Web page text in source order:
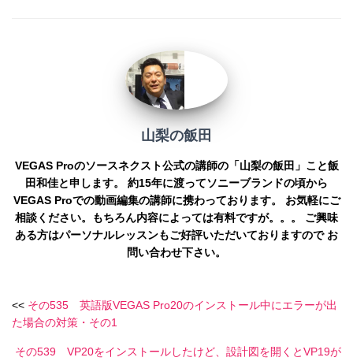
山梨の飯田
VEGAS Proのソースネクスト公式の講師の「山梨の飯田」こと飯
田和佳と申します。 約15年に渡ってソニーブランドの頃から
VEGAS Proでの動画編集の講師に携わっております。 お気軽にご
相談ください。もちろん内容によっては有料ですが。。。 ご興味
ある方はパーソナルレッスンもご好評いただいておりますので お
問い合わせ下さい。
<< その535 英語版VEGAS Pro20のインストール中にエラーが出
た場合の対策・その1
その539 VP20をインストールしたけど、設計図を開くとVP19が